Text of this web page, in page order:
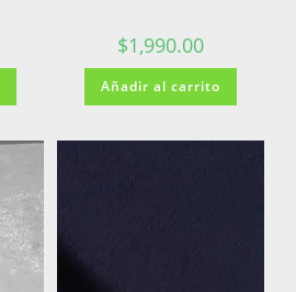
$1,990.00
Añadir al carrito